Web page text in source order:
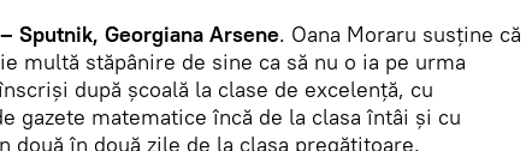
Sputnik, Georgiana Arsene. Oana Moraru susține că
multă stăpânire de sine ca să nu o ia pe urma
după școală la clase de excelență, cu
gazete matematice încă de la clasa întâi și cu
două în două zile de la clasa pregătitoare.